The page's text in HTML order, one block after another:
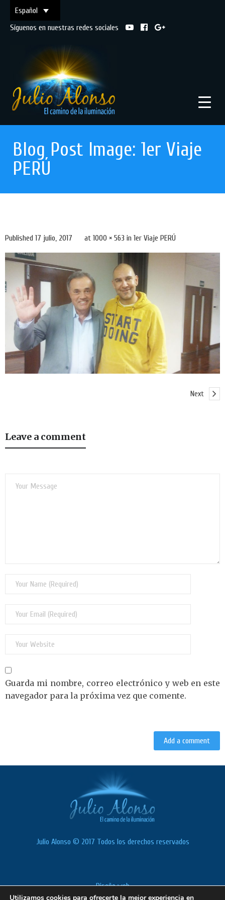
Español
Síguenos en nuestras redes sociales
Blog Post Image: 1er Viaje
PERÚ
Published 17 julio, 2017 at 1000 × 563 in 1er Viaje PERÚ
Next
Leave a comment
Guarda mi nombre, correo electrónico y web en este
navegador para la próxima vez que comente.
Julio Alonso © 2017 Todos los derechos reservados
Diseño web
Utilizamos cookies para ofrecerte la mejor experiencia en